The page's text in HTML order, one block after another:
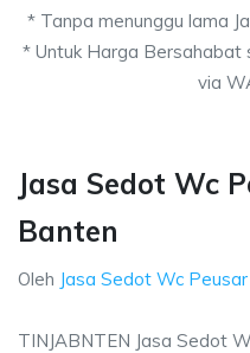
* Tanpa menunggu lama
* Untuk Harga Bersahabat
via
Jasa Sedot Wc
Banten
Oleh Jasa Sedot Wc Peusar
TINJABNTEN Jasa Sedot